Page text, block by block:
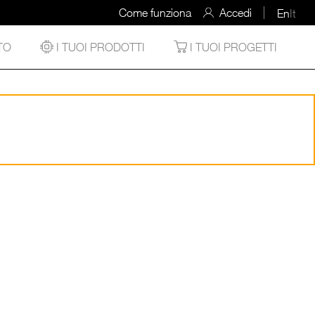
Come funziona Accedi EnIt
I TUOI PRODOTTI I TUOI PROGETTI